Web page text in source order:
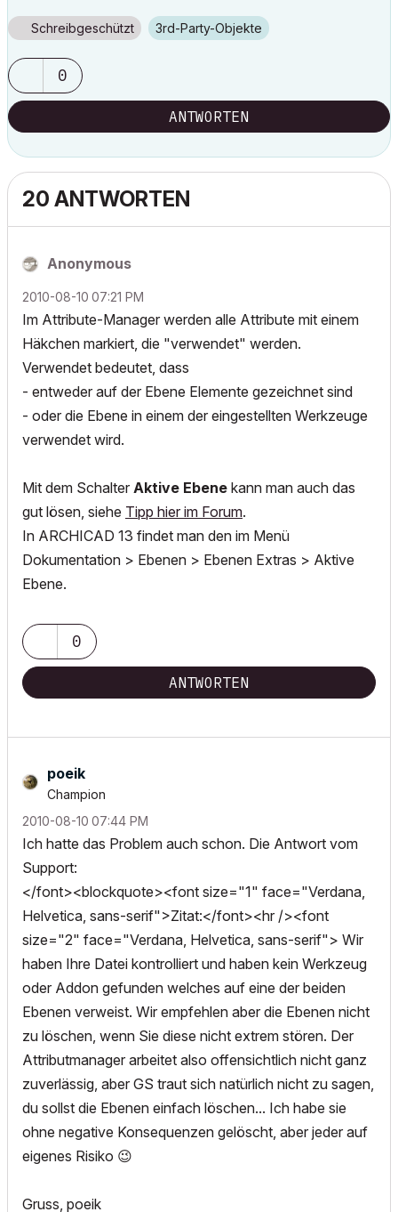
Schreibgeschützt 3rd-Party-Objekte
0
ANTWORTEN
20 ANTWORTEN
Anonymous
‎2010-08-10 07:21 PM
Im Attribute-Manager werden alle Attribute mit einem
Häkchen markiert, die "verwendet" werden.
Verwendet bedeutet, dass
- entweder auf der Ebene Elemente gezeichnet sind
- oder die Ebene in einem der eingestellten Werkzeuge
verwendet wird.
Mit dem Schalter Aktive Ebene kann man auch das
gut lösen, siehe Tipp hier im Forum.
In ARCHICAD 13 findet man den im Menü
Dokumentation > Ebenen > Ebenen Extras > Aktive
Ebene.
0
ANTWORTEN
poeik
Champion
‎2010-08-10 07:44 PM
Ich hatte das Problem auch schon. Die Antwort vom
Support:
</font><blockquote><font size="1" face="Verdana,
Helvetica, sans-serif">Zitat:</font><hr /><font
size="2" face="Verdana, Helvetica, sans-serif"> Wir
haben Ihre Datei kontrolliert und haben kein Werkzeug
oder Addon gefunden welches auf eine der beiden
Ebenen verweist. Wir empfehlen aber die Ebenen nicht
zu löschen, wenn Sie diese nicht extrem stören. Der
Attributmanager arbeitet also offensichtlich nicht ganz
zuverlässig, aber GS traut sich natürlich nicht zu sagen,
du sollst die Ebenen einfach löschen... Ich habe sie
ohne negative Konsequenzen gelöscht, aber jeder auf
eigenes Risiko 😉
Gruss, poeik